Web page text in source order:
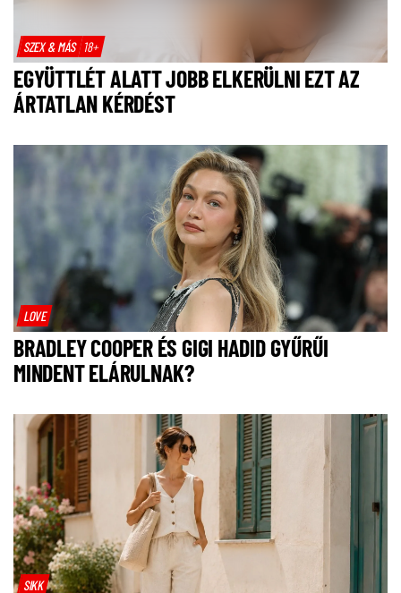
SZEX & MÁS 18+
EGYÜTTLÉT ALATT JOBB ELKERÜLNI EZT AZ
ÁRTATLAN KÉRDÉST
LOVE
BRADLEY COOPER ÉS GIGI HADID GYŰRŰI
MINDENT ELÁRULNAK?
SIKK